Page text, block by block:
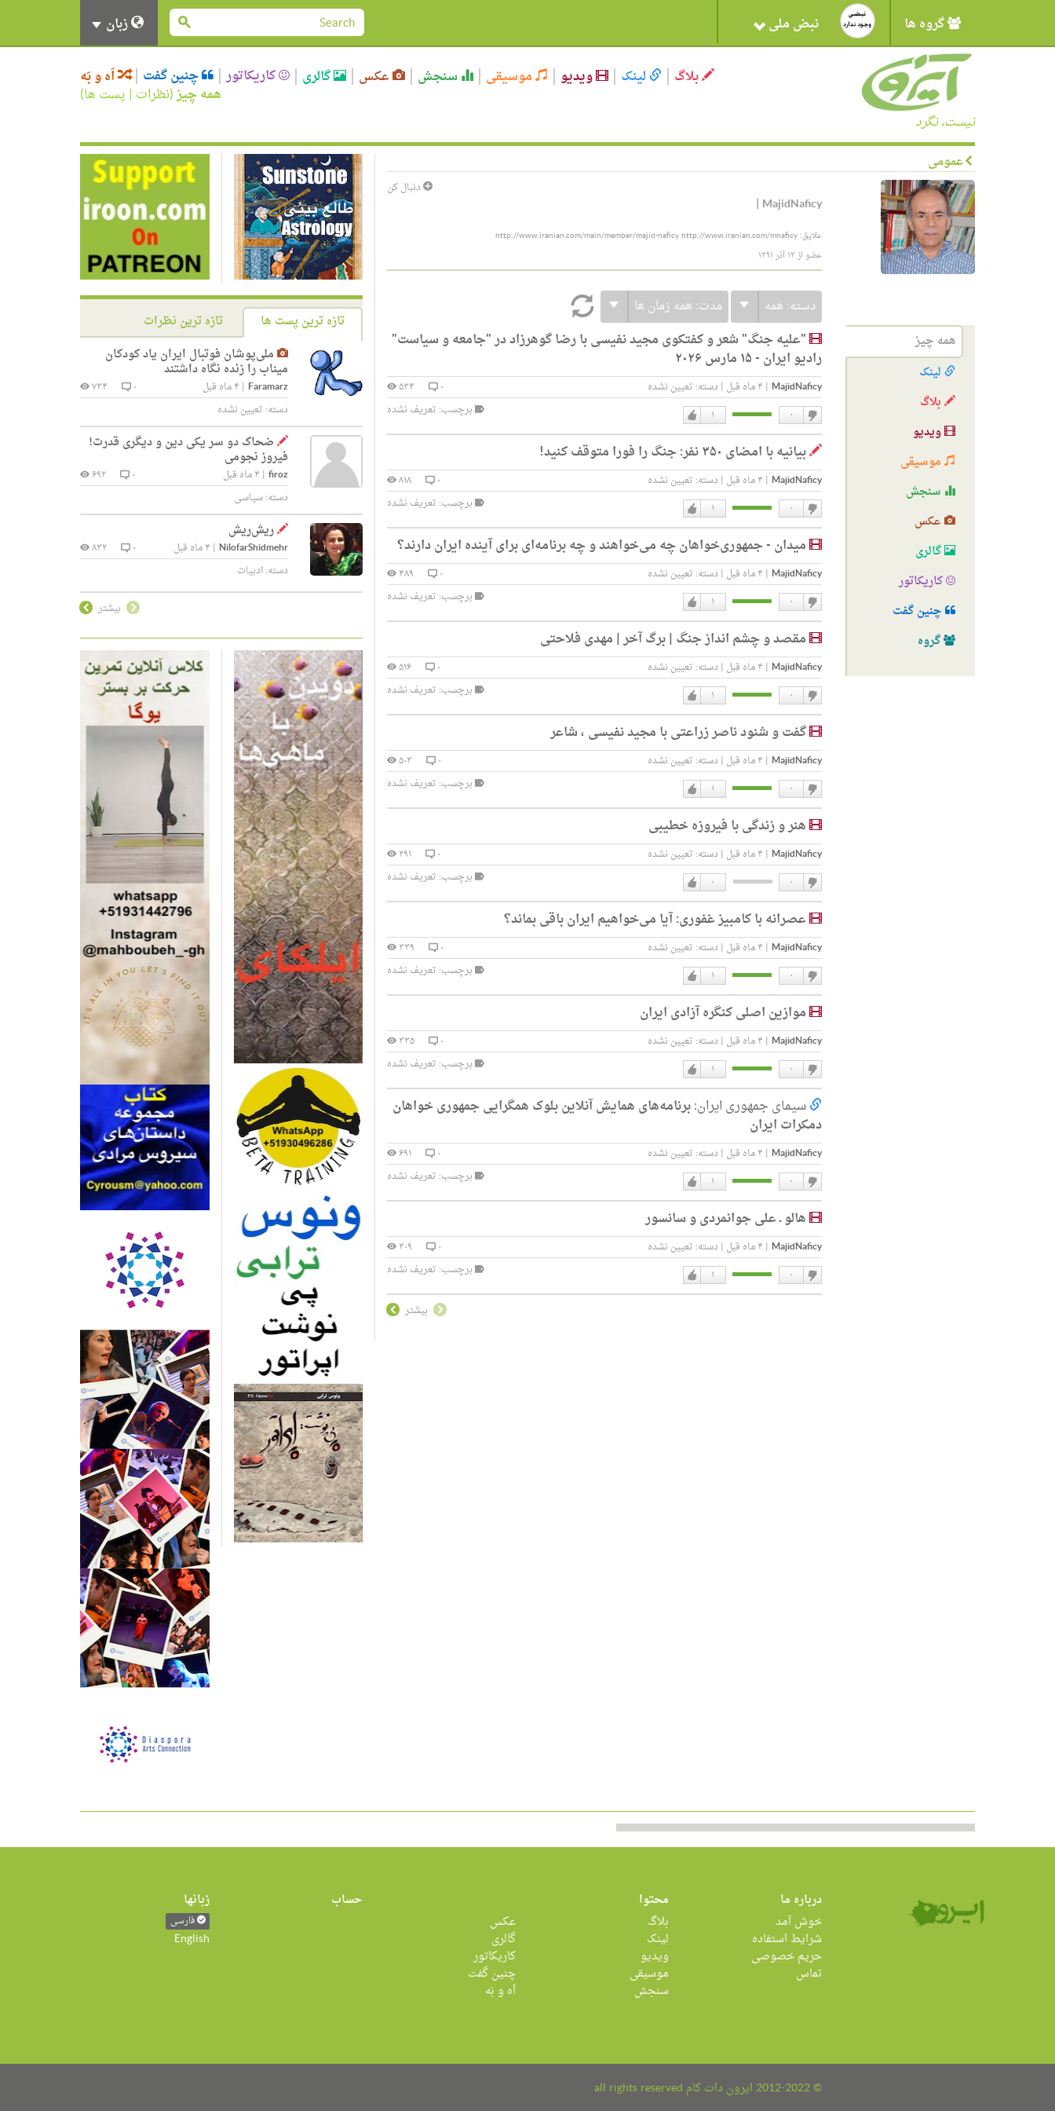
گروه ها نبض ملی زبان
نیست، نگرد
بلاگ لینک ویدیو موسیقی سنجش عکس گالری کاریکاتور چنین گفت اَه و بَه
همه چیز(نظرات | پست ها)
عمومی
همه چیز
لینک
بلاگ
ویدیو
موسیقی
سنجش
عکس
گالری
کاریکاتور
چنین گفت
گروه
دنبال کن
MajidNaficy
|
علایق: http://www.iranian.com/main/member/majid-naficy http://www.iranian.com/mnaficy
عضو از ۱۳ آذر ۱۳۹۱
دسته: همه مدت: همه زمان ها
"علیه جنگ" شعر و کفتکوی مجید نفیسی با رضا گوهرزاد در "جامعه و سیاست"
رادیو ایران - ۱۵ مارس ۲۰۲۶
MajidNaficy
| ۴ ماه قبل | دسته: تعیین نشده ۰ ۵۳۴
دوست
دارم
۱ ۰
دوست
ندارم
برچسب: تعریف نشده
بیانیه با امضای ۳۵۰ نفر: جنگ را فورا متوقف کنید!
MajidNaficy
| ۴ ماه قبل | دسته: تعیین نشده ۰ ۸۱۸
دوست
دارم
۱ ۰
دوست
ندارم
برچسب: تعریف نشده
میدان - جمهوری‌خواهان چه می‌خواهند و چه برنامه‌ای برای آینده ایران دارند؟
MajidNaficy
| ۴ ماه قبل | دسته: تعیین نشده ۰ ۴۸۹
دوست
دارم
۱ ۰
دوست
ندارم
برچسب: تعریف نشده
مقصد و چشم انداز جنگ | برگ آخر | مهدی فلاحتی
MajidNaficy
| ۴ ماه قبل | دسته: تعیین نشده ۰ ۵۱۶
دوست
دارم
۱ ۰
دوست
ندارم
برچسب: تعریف نشده
گفت و شنود ناصر زراعتی با مجید نفیسی ، شاعر
MajidNaficy
| ۴ ماه قبل | دسته: تعیین نشده ۰ ۵۰۳
دوست
دارم
۱ ۰
دوست
ندارم
برچسب: تعریف نشده
هنر و زندگی با فیروزه خطیبی
MajidNaficy
| ۴ ماه قبل | دسته: تعیین نشده ۰ ۲۹۱
دوست
دارم
۰ ۰
دوست
ندارم
برچسب: تعریف نشده
عصرانه با کامبیز غفوری: آیا می‌خواهیم ایران باقی بماند؟
MajidNaficy
| ۴ ماه قبل | دسته: تعیین نشده ۰ ۳۳۹
دوست
دارم
۱ ۰
دوست
ندارم
برچسب: تعریف نشده
موازین اصلی کنگره آزادی ایران
MajidNaficy
| ۴ ماه قبل | دسته: تعیین نشده ۰ ۳۳۵
دوست
دارم
۱ ۰
دوست
ندارم
برچسب: تعریف نشده
سیمای جمهوری ایران:برنامه‌های همایش آنلاین بلوک همگرایی جمهوری خواهان
دمکرات ایران
MajidNaficy
| ۴ ماه قبل | دسته: تعیین نشده ۰ ۶۹۱
دوست
دارم
۱ ۰
دوست
ندارم
برچسب: تعریف نشده
هالو ـ علی جوانمردی و سانسور
MajidNaficy
| ۴ ماه قبل | دسته: تعیین نشده ۰ ۳۰۹
دوست
۱ ۰
دوست
برچسب: تعریف نشده
بیشتر
تازه ترین پست ها
تازه ترین نظرات
ملی‌پوشان فوتبال ایران یاد کودکان
میناب را زنده نگاه داشتند
Faramarz
| ۴ ماه قبل ۰
۷۳۴
دسته: تعیین نشده
ضحاک دو سر یکی دین و دیگری قدرت!
فیروز نجومی
firoz
| ۴ ماه قبل ۰
۶۹۲
دسته:سیاسی
ریش‌ریش
NilofarShidmehr
| ۴ ماه قبل ۰
۸۳۲
دسته:ادبیات
بیشتر
درباره ما
خوش آمد
شرایط استفاده
حریم خصوصی
تماس
محتوا
بلاگ
لینک
ویدیو
موسیقی
سنجش
عکس
گالری
کاریکاتور
چنین گفت
اَه و بَه
حساب زبانها
فارسی
English
© 2012-2022 ایرون دات کام all rights reserved